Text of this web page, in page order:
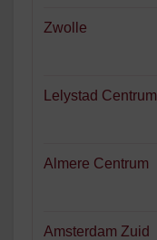
Zwolle
Lelystad Centrum
Almere Centrum
Amsterdam Zuid